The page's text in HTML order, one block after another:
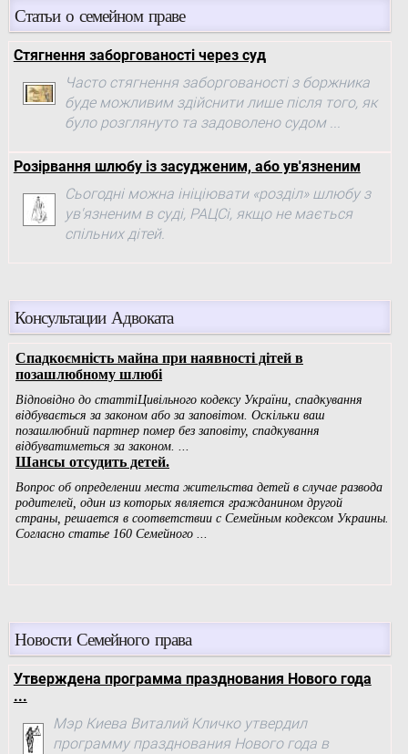
Статьи о семейном праве
Стягнення заборгованості через суд
Часто стягнення заборгованості з боржника
буде можливим здійснити лише після того, як
було розглянуто та задоволено судом ...
Розірвання шлюбу із засудженим, або ув'язненим
Сьогодні можна ініціювати «розділ» шлюбу з
ув'язненим в суді, РАЦСі, якщо не мається
спільних дітей.
Консультации Адвоката
Новости Семейного права
Утверждена программа празднования Нового года
...
Мэр Киева Виталий Кличко утвердил
программу празднования Нового года в